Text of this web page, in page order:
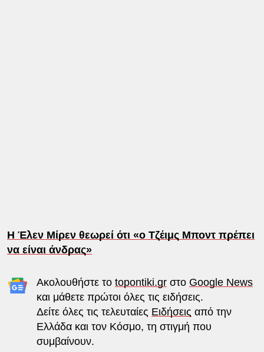
Η Έλεν Μίρεν θεωρεί ότι «ο Τζέιμς Μποντ πρέπει
να είναι άνδρας»
Ακολουθήστε το topontiki.grστο Google News
και μάθετε πρώτοι όλες τις ειδήσεις.
Δείτε όλες τις τελευταίες Ειδήσεις από την
Ελλάδα και τον Κόσμο, τη στιγμή που
συμβαίνουν.